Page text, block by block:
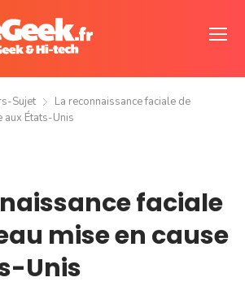
Sujet
La reconnaissance faciale de
aux États-Unis
faciale
mise en cause
Unis